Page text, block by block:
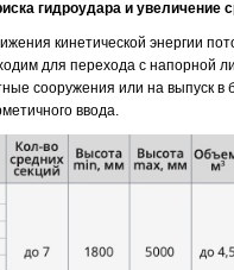
гидроудара и увеличение
кинетической энергии
для перехода с напорной
сооружения или на выпуск
ввода.